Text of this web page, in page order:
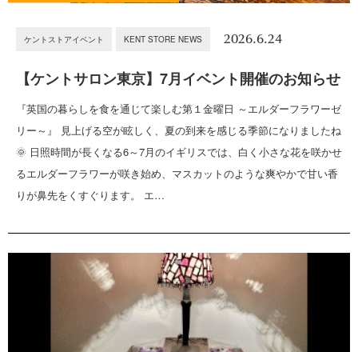
ケントストアイベント KENT STORE NEWS 2026.6.24
【ケントサロン東京】7月イベント開催のお知らせ
『英国の暮らしを食を通じて楽しむ第１金曜日 ～エルダーフラワーゼ
リー～』 見上げる空が眩しく、夏の到来を感じる季節になりましたね
🌞 日照時間が長くなる6～7月のイギリスでは、白く小さな花を咲かせ
るエルダーフラワーが咲き始め、マスカットのような爽やかで甘い香
りが鼻先をくすぐります。 エ…